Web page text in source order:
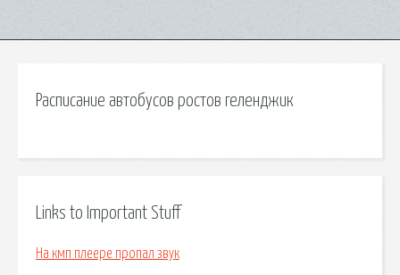
Расписание автобусов ростов геленджик
Links to Important Stuff
На кмп плеере пропал звук